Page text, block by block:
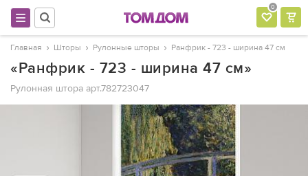
0
Главная Шторы Рулонные шторы Ранфрик - 723 - ширина 47 см
«Ранфрик - 723 - ширина 47 см»
Рулонная штора арт.782723047